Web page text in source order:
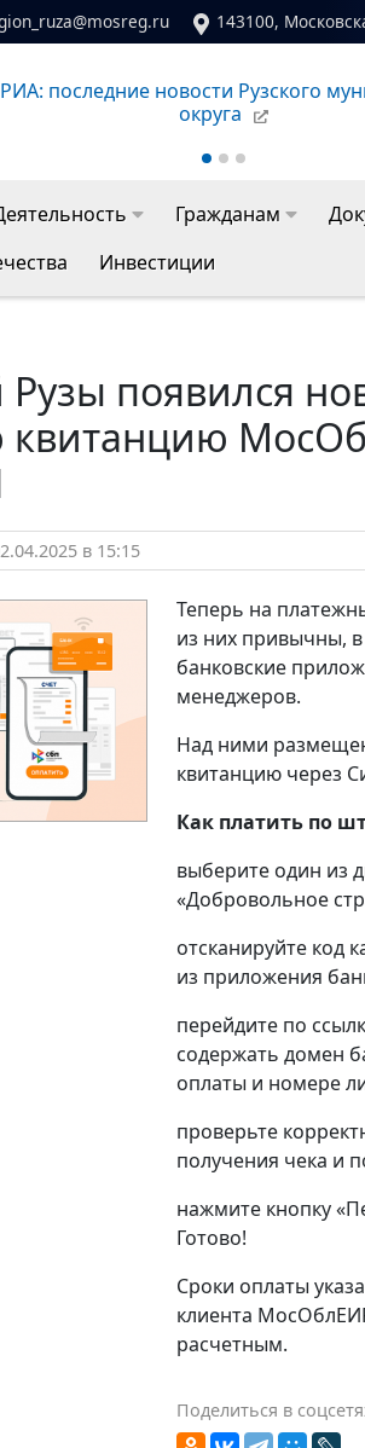
143100,
центра Рузского
Гражданам
Инвестиции
появился
в 15:15
Теперь на
из них привычны, в
банковские
менеджеров.
Над ними
квитанцию через
Как платить по
выберите один из
«Добровольное
отсканируйте код
из приложения
перейдите по
содержать домен
оплаты и номере
проверьте
получения чека и
нажмите кнопку
Готово!
Сроки оплаты
клиента
расчетным.
Поделиться в